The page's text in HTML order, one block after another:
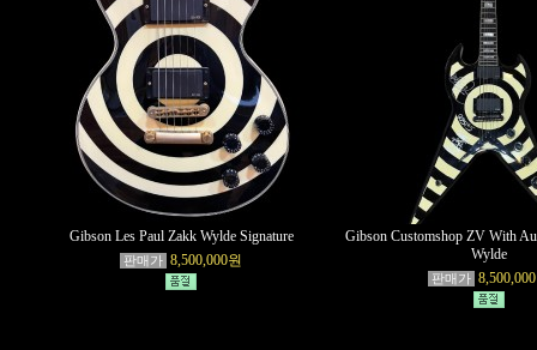
Gibson Les Paul Zakk Wylde Signature
판매가 8,500,000원
Gibson Customshop ZV With
Wylde
판매가